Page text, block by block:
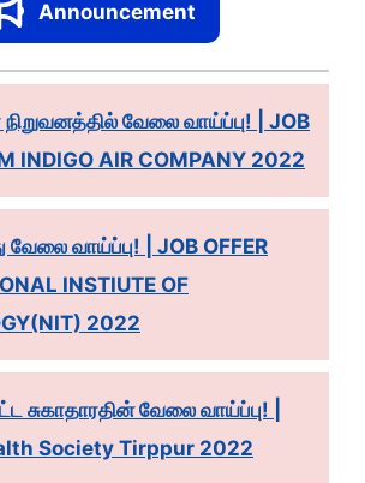
Announcement
வேலை வாய்ப்பு! | JOB
INDIGO AIR COMPANY 2022
வேலை வாய்ப்பு! | JOB OFFER
INSTIUTE OF
2022
சுகாதாரதின் வேலை வாய்ப்பு! |
Society Tirppur 2022